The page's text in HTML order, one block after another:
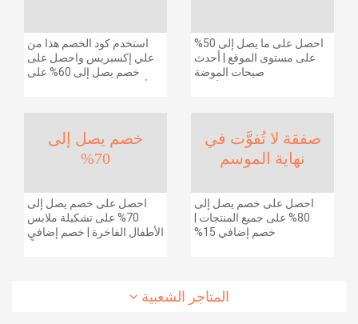
استخدم كود الخصم هذا من
علي إكسبريس واحصل على
خصم يصل إلى 60% على
الطلبات التي تزيد قيمتها عن
1425 ريالًا سعوديًا | شحن مج
احصل على ما يصل إلى 50%
على مستوى الموقع | أحدث
صيحات الموضة
خصم يصل إلى
70%
احصل على خصم يصل إلى
70% على تشكيلة ملابس
الأطفال الفاخرة | خصم إضافي
صفقة لا تُفوَّت في
نهاية الموسم
احصل على خصم يصل إلى
80% على جميع المنتجات |
خصم إضافي 15%
المتاجر الشعبية